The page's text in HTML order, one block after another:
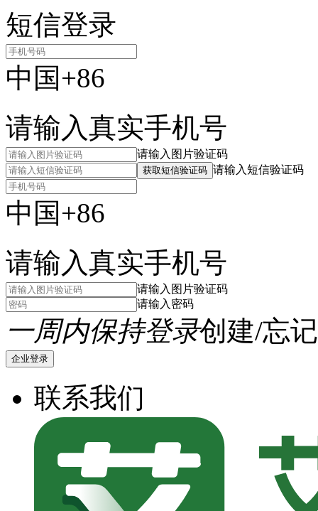
短信登录
中国+86
请输入真实手机号
请输入图片验证码
获取短信验证码 请输入短信验证码
中国+86
请输入真实手机号
请输入图片验证码
请输入密码
一周内保持登录创建/忘
企业登录
联系我们